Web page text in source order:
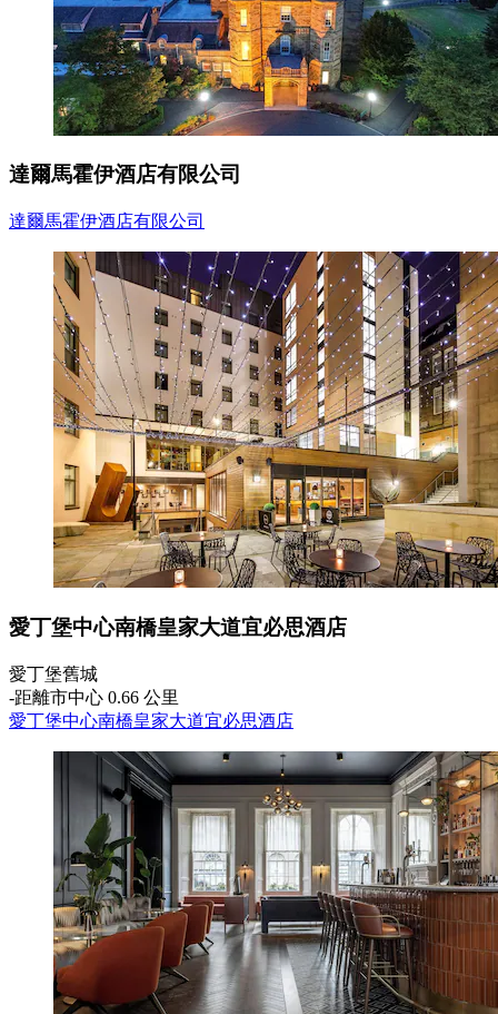
達爾馬霍伊酒店有限公司
達爾馬霍伊酒店有限公司
愛丁堡中心南橋皇家大道宜必思酒店
愛丁堡舊城
‐距離市中心 0.66 公里
愛丁堡中心南橋皇家大道宜必思酒店